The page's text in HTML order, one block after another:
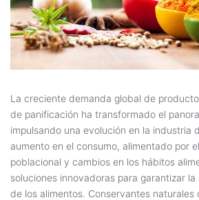
La creciente demanda global de
de panificación ha transformado el
impulsando una evolución en la industria
aumento en el consumo, alimentado por
poblacional y cambios en los hábitos
soluciones innovadoras para garantizar
de los alimentos. Conservantes naturales